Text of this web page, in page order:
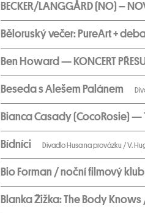
BECKER/LANGGÅRD (NO) –
Běloruský večer: PureArt +
Ben Howard — KONCERT
Beseda s Alešem Palánem
Bianca Casady (CocoRosie)
Bídníci Divadlo Husa na provázku / V.
Bio Forman / noční filmový klub
Blanka Žižka: The Body Knows